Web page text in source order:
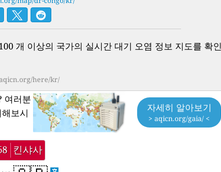
개 이상의 국가의 실시간 대기 오염 정보 지도를 확
here/kr/
여러분
보시
자세히 알아보기
> aqicn.org/gaia/ <
킨샤사